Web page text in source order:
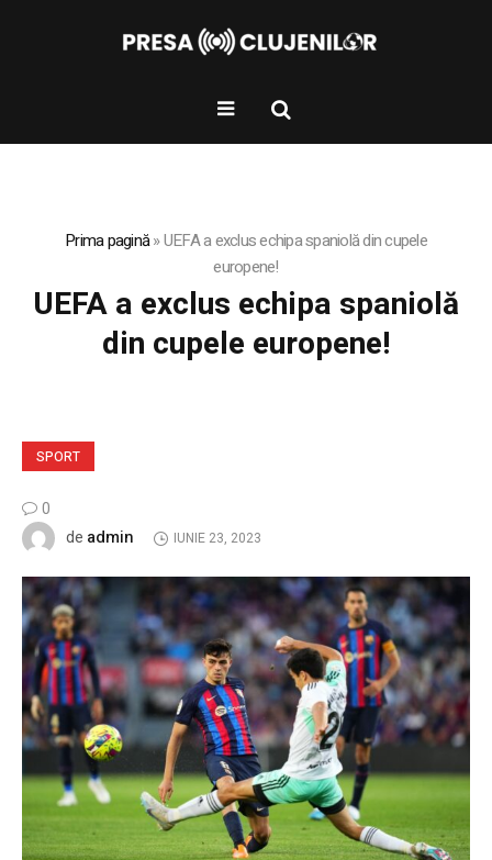
Prima pagină»UEFA a exclus echipa spaniolă din cupele
europene!
UEFA a exclus echipa spaniolă
din cupele europene!
SPORT
0
de admin IUNIE 23, 2023